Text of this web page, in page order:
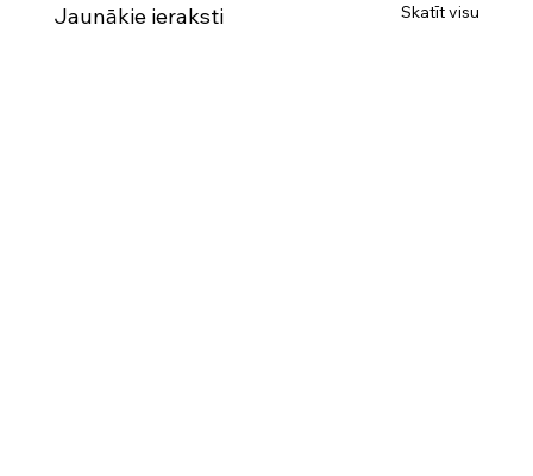
Jaunākie ieraksti Skatīt visu